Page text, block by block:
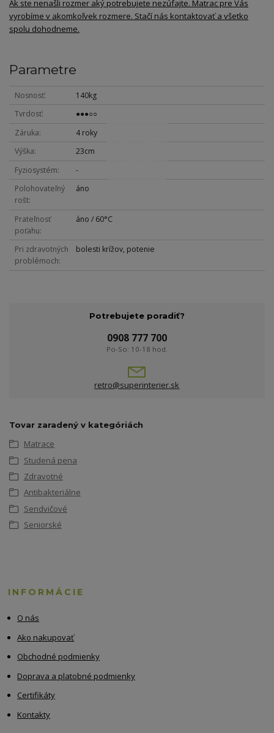
Ak ste nenašli rozmer aký potrebujete nezúfajte. Matrac pre Vás
vyrobíme v akomkoľvek rozmere. Stačí nás kontaktovať a všetko
spolu dohodneme.
Parametre
Nosnosť
140kg
Tvrdosť
●●●○○
Záruka
4 roky
Výška
23cm
Fyziosystém
-
Polohovateľný
rošt
áno
Prateľnosť
poťahu
áno / 60°C
Pri zdravotných
problémoch
bolesti krížov, potenie
Potrebujete poradiť?
0908 777 700
Po-So: 10-18 hod.
retro@superinterier.sk
Tovar zaradený v kategóriách
Matrace
Studená pena
Zdravotné
Antibakteriálne
Sendvičové
Seniorské
INFORMÁCIE
O nás
Ako nakupovať
Obchodné podmienky
Doprava a platobné podmienky
Certifikáty
Kontakty